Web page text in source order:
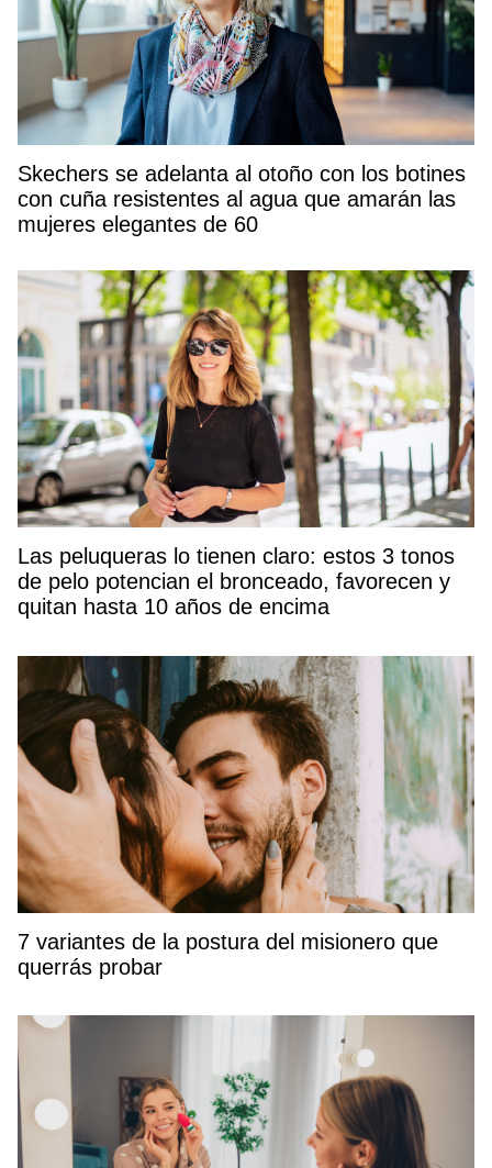
Skechers se adelanta al otoño con los botines
con cuña resistentes al agua que amarán las
mujeres elegantes de 60
Las peluqueras lo tienen claro: estos 3 tonos
de pelo potencian el bronceado, favorecen y
quitan hasta 10 años de encima
7 variantes de la postura del misionero que
querrás probar